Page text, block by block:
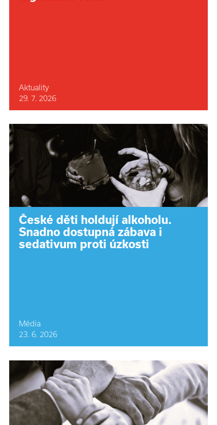
Aktuality
29. 7. 2026
České děti holdují alkoholu.
Snadno dostupná zábava i
sedativum proti úzkosti
Média
23. 6. 2026